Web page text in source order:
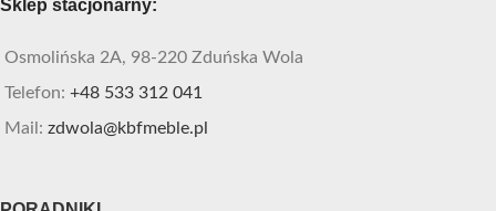
Sklep stacjonarny:
Osmolińska 2A, 98-220 Zduńska Wola
Telefon: +48 533 312 041
Mail: zdwola@kbfmeble.pl